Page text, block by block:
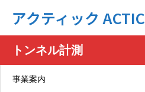
アクティック ACTIC
トンネル計測
事業案内